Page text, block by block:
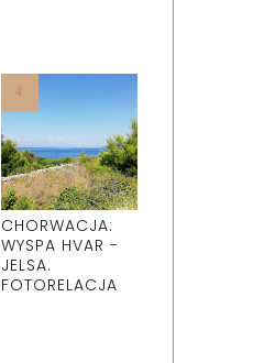
CHORWACJA:
WYSPA HVAR -
JELSA.
FOTORELACJA